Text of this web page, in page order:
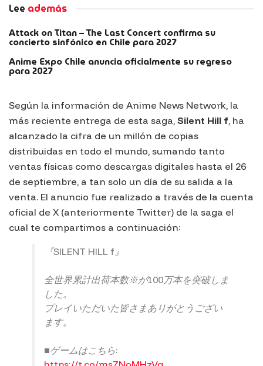
Lee además
Attack on Titan – The Last Concert confirma su
concierto sinfónico en Chile para 2027
Anime Expo Chile anuncia oficialmente su regreso
para 2027
Según la información de Anime News Network, la
más reciente entrega de esta saga, Silent Hill f, ha
alcanzado la cifra de un millón de copias
distribuidas en todo el mundo, sumando tanto
ventas físicas como descargas digitales hasta el 26
de septiembre, a tan solo un día de su salida a la
venta. El anuncio fue realizado a través de la cuenta
oficial de X (anteriormente Twitter) de la saga el
cual te compartimos a continuación:
『SILENT HILL f』
全世界累計出荷本数※が100万本を突破しま
した。
プレイいただいた皆さまありがとうござい
ます。
■ゲームはこちら: